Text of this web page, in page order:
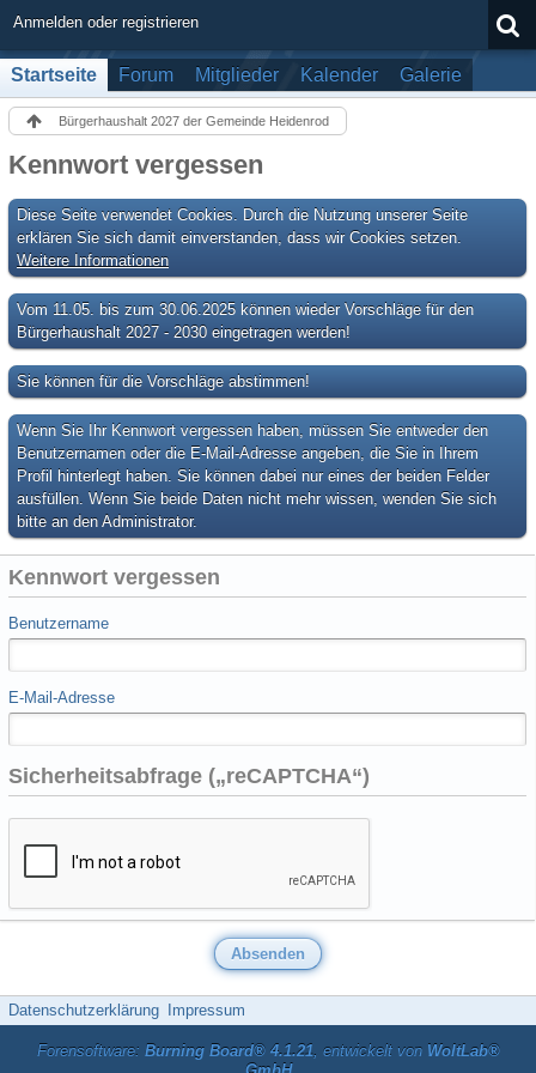
Anmelden oder registrieren
Startseite Forum Mitglieder Kalender Galerie
Bürgerhaushalt 2027 der Gemeinde Heidenrod
Kennwort vergessen
Diese Seite verwendet Cookies. Durch die Nutzung unserer Seite
erklären Sie sich damit einverstanden, dass wir Cookies setzen.
Weitere Informationen
Vom 11.05. bis zum 30.06.2025 können wieder Vorschläge für den
Bürgerhaushalt 2027 - 2030 eingetragen werden!
Sie können für die Vorschläge abstimmen!
Wenn Sie Ihr Kennwort vergessen haben, müssen Sie entweder den
Benutzernamen oder die E-Mail-Adresse angeben, die Sie in Ihrem
Profil hinterlegt haben. Sie können dabei nur eines der beiden Felder
ausfüllen. Wenn Sie beide Daten nicht mehr wissen, wenden Sie sich
bitte an den Administrator.
Kennwort vergessen
Benutzername
E-Mail-Adresse
Sicherheitsabfrage („reCAPTCHA“)
Datenschutzerklärung Impressum
Forensoftware: Burning Board® 4.1.21, entwickelt von WoltLab®